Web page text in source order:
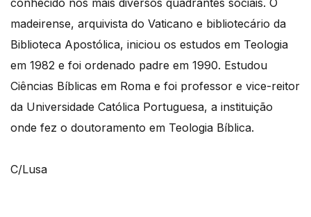
conhecido nos mais diversos quadrantes sociais. O
madeirense, arquivista do Vaticano e bibliotecário da
Biblioteca Apostólica, iniciou os estudos em Teologia
em 1982 e foi ordenado padre em 1990. Estudou
Ciências Bíblicas em Roma e foi professor e vice-reitor
da Universidade Católica Portuguesa, a instituição
onde fez o doutoramento em Teologia Bíblica.
C/Lusa